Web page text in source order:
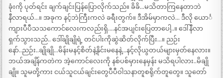
ခုံးကို ပုတ်ရင်း ချက်ချင်းပြန်ပြောလိုက်သည်။ ခိခိ…မသိတာကြနေတာဘဲ
နီလာရယ်…။ အခုက နင့်ဘဲကြီးကလဲ ခရီးတွက်။ ဒီအိမ်မှာကလဲ… ဒီလို ယောင်္
ကျားပီပီသသကောင်လေးကလည်းရှိ….နင်အပျင်းပြေတာပေါ့..။ ဒေါ်နီလာ
ရှက်သွားသည်.. ဒေါ်ချိုချိုရဲ့ တင်ပါးကိုဆွဲဆိတ်လိုက်ပြီး…။ ညဉ်း
နော်..ညဉ်း..ချိုချို…မိန်းမနင့်စိတ်နဲ့နိုင်းမနေနဲ့…နင့်လိုယွတယ်များမှတ်နေလား။
ဘယ်အချိန်ကတဲက အဲ့ကောင်လေးကို နစ်ပစ်မှားနေမှန်း မသိရပါလား..မိချို
ချို။ သူမတို့ကား ငယ်သူငယ်ချင်းတွေပီပီဝါသနာတူစရိုက်တူတွေ။ သူတော်